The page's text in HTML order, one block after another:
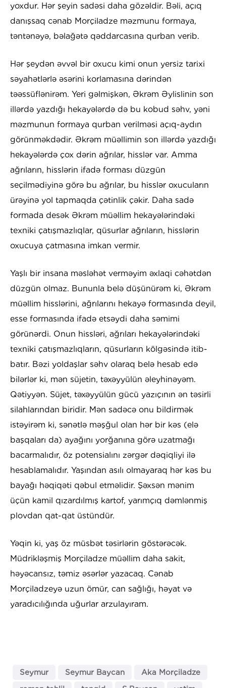
yoxdur. Hər şeyin sadəsi daha gözəldir. Bəli, açıq
danışsaq cənab Morçiladze məzmunu formaya,
təntənəyə, bəlağətə qəddarcasına qurban verib.
Hər şeydən əvvəl bir oxucu kimi onun yersiz tarixi
səyahətlərlə əsərini korlamasına dərindən
təəssüflənirəm. Yeri gəlmişkən, Əkrəm Əylislinin son
illərdə yazdığı hekayələrdə də bu kobud səhv, yəni
məzmunun formaya qurban verilməsi açıq-aydın
görünməkdədir. Əkrəm müəllimin son illərdə yazdığı
hekayələrdə çox dərin ağrılar, hisslər var. Amma
ağrıların, hisslərin ifadə forması düzgün
seçilmədiyinə görə bu ağrılar, bu hisslər oxucuların
ürəyinə yol tapmaqda çətinlik çəkir. Daha sadə
formada desək Əkrəm müəllim hekayələrindəki
texniki çatışmazlıqlar, qüsurlar ağrıların, hisslərin
oxucuya çatmasına imkan vermir.
Yaşlı bir insana məsləhət verməyim əxlaqi cəhətdən
düzgün olmaz. Bununla belə düşünürəm ki, Əkrəm
müəllim hisslərini, ağrılarını hekayə formasında deyil,
esse formasında ifadə etsəydi daha səmimi
görünərdi. Onun hissləri, ağrıları hekayələrindəki
texniki çatışmazlıqların, qüsurların kölgəsində itib-
batır. Bəzi yoldaşlar səhv olaraq belə hesab edə
bilərlər ki, mən süjetin, təxəyyülün əleyhinəyəm.
Qətiyyən. Süjet, təxəyyülün gücü yazıçının ən təsirli
silahlarından biridir. Mən sadəcə onu bildirmək
istəyirəm ki, sənətlə məşğul olan hər bir kəs (elə
başqaları da) ayağını yorğanına görə uzatmağı
bacarmalıdır, öz potensialını zərgər dəqiqliyi ilə
hesablamalıdır. Yaşından asılı olmayaraq hər kəs bu
bayağı həqiqəti qəbul etməlidir. Şəxsən mənim
üçün kamil qızardılmış kartof, yarımçıq dəmlənmiş
plovdan qat-qat üstündür.
Yəqin ki, yaş öz müsbət təsirlərin göstərəcək.
Müdrikləşmiş Morçiladze müəllim daha sakit,
həyəcansız, təmiz əsərlər yazacaq. Cənab
Morçiladzeyə uzun ömür, can sağlığı, həyat və
yaradıcılığında uğurlar arzulayıram.
Seymur Seymur Baycan
Aka Morçiladze